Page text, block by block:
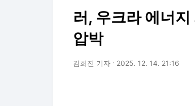
러, 우크라 에너
압박
김희진 기자 2025. 12. 14. 21:16